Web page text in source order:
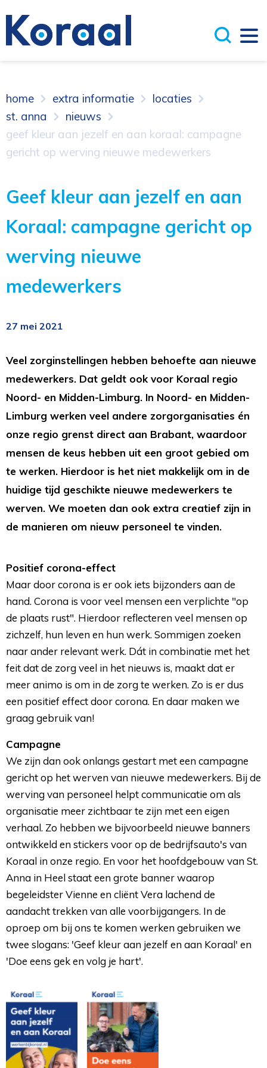
home extra informatie
locaties
st. anna
nieuws
geef kleur aan jezelf en aan koraal: campagne
gericht op werving nieuwe medewerkers
Geef kleur aan jezelf en aan
Koraal: campagne gericht op
werving nieuwe
medewerkers
27 mei 2021
Veel zorginstellingen hebben behoefte aan nieuwe
medewerkers. Dat geldt ook voor Koraal regio
Noord- en Midden-Limburg. In Noord- en Midden-
Limburg werken veel andere zorgorganisaties én
onze regio grenst direct aan Brabant, waardoor
mensen de keus hebben uit een groot gebied om
te werken. Hierdoor is het niet makkelijk om in de
huidige tijd geschikte nieuwe medewerkers te
werven. We moeten dan ook extra creatief zijn in
de manieren om nieuw personeel te vinden.
Positief corona-effect
Maar door corona is er ook iets bijzonders aan de
hand. Corona is voor veel mensen een verplichte "op
de plaats rust". Hierdoor reflecteren veel mensen op
zichzelf, hun leven en hun werk. Sommigen zoeken
naar ander relevant werk. Dát in combinatie met het
feit dat de zorg veel in het nieuws is, maakt dat er
meer animo is om in de zorg te werken. Zo is er dus
een positief effect door corona. En daar maken we
graag gebruik van!
Campagne
We zijn dan ook onlangs gestart met een campagne
gericht op het werven van nieuwe medewerkers. Bij de
werving van personeel helpt communicatie om als
organisatie meer zichtbaar te zijn met een eigen
verhaal. Zo hebben we bijvoorbeeld nieuwe banners
ontwikkeld en stickers voor op de bedrijfsauto's van
Koraal in onze regio. En voor het hoofdgebouw van St.
Anna in Heel staat een grote banner waarop
begeleidster Vienne en cliënt Vera lachend de
aandacht trekken van alle voorbijgangers. In de
oproep om bij ons te komen werken gebruiken we
twee slogans: 'Geef kleur aan jezelf en aan Koraal' en
'Doe eens gek en volg je hart'.